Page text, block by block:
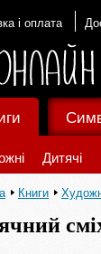
і оплата
Дитячі
Книги